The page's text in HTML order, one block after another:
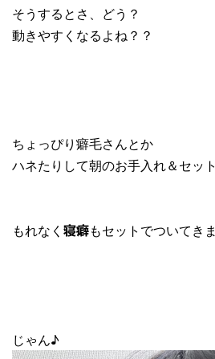
そうするとさ、どう？
動きやすくなるよね？？
ちょっぴり癖毛さんとか
ハネたりして朝のお手入れ＆セッ
もれなく 寝癖もセットでついてき
じゃん♪